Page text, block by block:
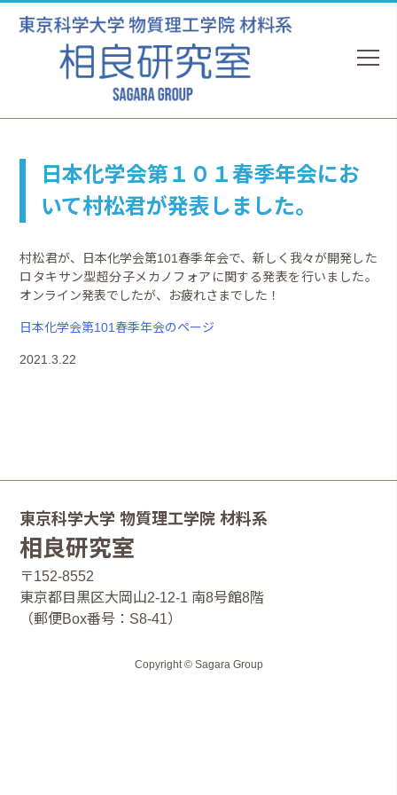
日本化学会第１０１春季年会にお
いて村松君が発表しました。
村松君が、日本化学会第101春季年会で、新しく我々が開発した
ロタキサン型超分子メカノフォアに関する発表を行いました。
オンライン発表でしたが、お疲れさまでした！
日本化学会第101春季年会のページ
2021.3.22
東京科学大学 物質理工学院 材料系
相良研究室
〒152-8552
東京都目黒区大岡山2-12-1 南8号館8階
（郵便Box番号：S8-41）
Copyright © Sagara Group